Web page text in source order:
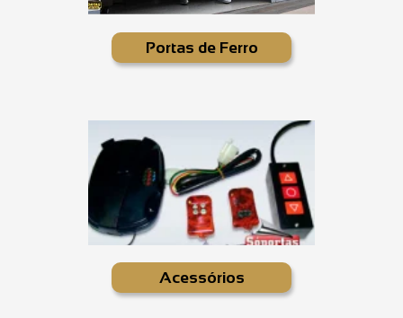
Portas de Ferro
Acessórios